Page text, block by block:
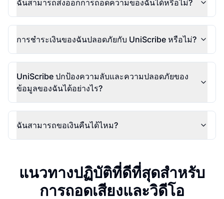
ฉันสามารถส่งออกการถอดความของฉันได้หรือไม่?
การชำระเงินของฉันปลอดภัยกับ UniScribe หรือไม่?
UniScribe ปกป้องความลับและความปลอดภัยของ
ข้อมูลของฉันได้อย่างไร?
ฉันสามารถขอเงินคืนได้ไหม?
แนวทางปฏิบัติที่ดีที่สุดสำหรับ
การถอดเสียงและวิดีโอ